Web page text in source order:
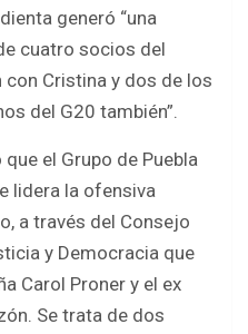
generó “una
cuatro socios del
Cristina y dos de los
del G20 también”.
el Grupo de Puebla
lidera la ofensiva
a través del Consejo
y Democracia que
Carol Proner y el ex
Se trata de dos